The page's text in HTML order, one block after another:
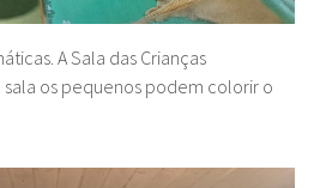
A Sala das Crianças
sala os pequenos podem colorir o